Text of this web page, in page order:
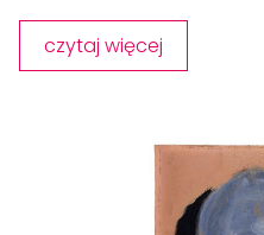
czytaj więcej